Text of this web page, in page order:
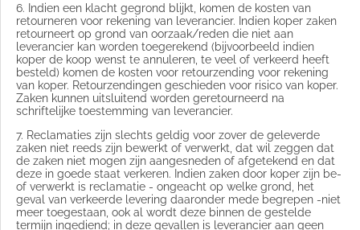
6. Indien een klacht gegrond blijkt, komen de kosten van
retourneren voor rekening van leverancier. Indien koper zaken
retourneert op grond van oorzaak/reden die niet aan
leverancier kan worden toegerekend (bijvoorbeeld indien
koper de koop wenst te annuleren, te veel of verkeerd heeft
besteld) komen de kosten voor retourzending voor rekening
van koper. Retourzendingen geschieden voor risico van koper.
Zaken kunnen uitsluitend worden geretourneerd na
schriftelijke toestemming van leverancier.
7. Reclamaties zijn slechts geldig voor zover de geleverde
zaken niet reeds zijn bewerkt of verwerkt, dat wil zeggen dat
de zaken niet mogen zijn aangesneden of afgetekend en dat
deze in goede staat verkeren. Indien zaken door koper zijn be-
of verwerkt is reclamatie - ongeacht op welke grond, het
geval van verkeerde levering daaronder mede begrepen -niet
meer toegestaan, ook al wordt deze binnen de gestelde
termijn ingediend; in deze gevallen is leverancier aan geen